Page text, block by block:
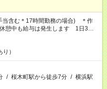
当含む＊17時間勤務の場合) ＊作
憩中も給与は発生します 1日3時
ます
）
/ 桜木町駅から徒歩7分 / 横浜駅